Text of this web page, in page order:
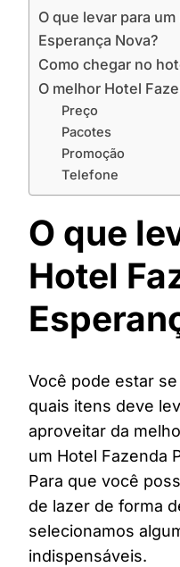
O que levar para
Esperança Nova?
Como chegar no
O melhor Hotel
Preço
Pacotes
Promoção
Telefone
O que
Hotel
Você pode estar
quais itens deve
aproveitar da
um Hotel Fazenda
Para que você
de lazer de forma
selecionamos
indispensáveis.